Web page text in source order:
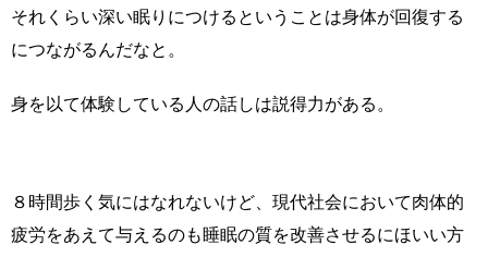
それくらい深い眠りにつけるということは身体が回復する
につながるんだなと。
身を以て体験している人の話しは説得力がある。
８時間歩く気にはなれないけど、現代社会において肉体的
疲労をあえて与えるのも睡眠の質を改善させるにほいい方